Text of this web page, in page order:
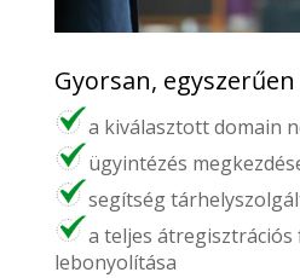
Gyorsan,
a kiválasztott domain
ügyintézés
segítség
a teljes átregisztrációs
lebonyolítása